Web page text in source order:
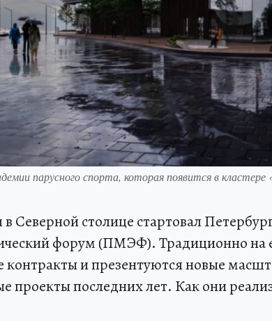
парусного спорта, которая появится в
в Северной столице стартовал
форум (ПМЭФ). Традиционно на
контракты и презентуются новые
проекты последних лет. Как они